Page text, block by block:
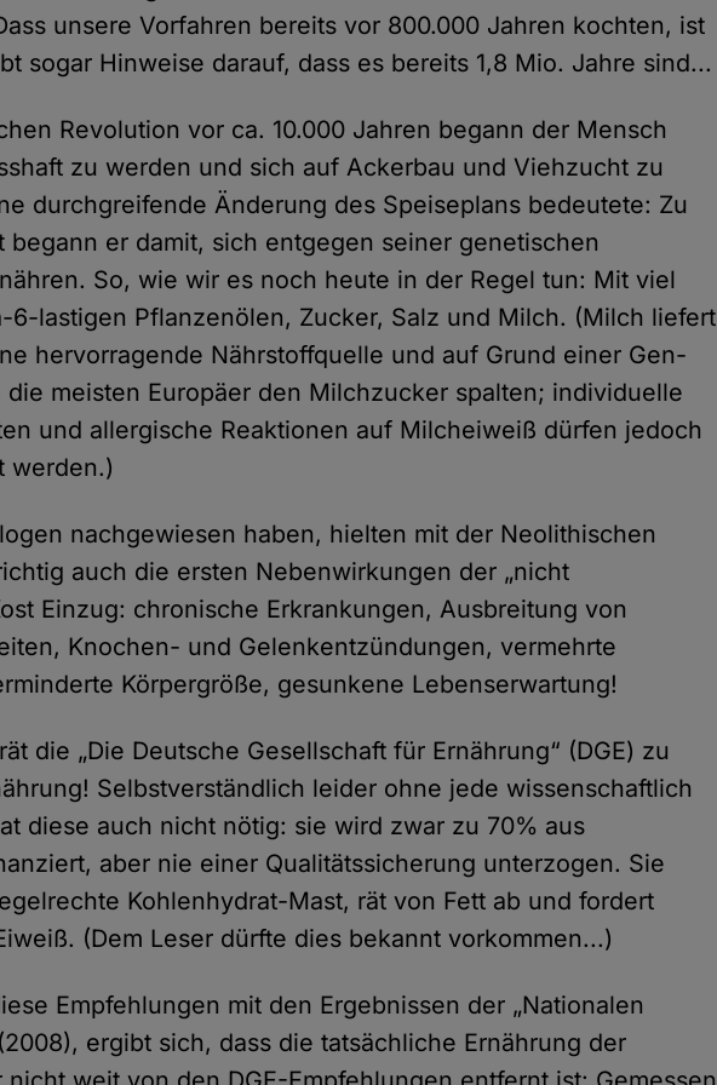
unsere Vorfahren bereits vor 800.000 Jahren kochten, ist
sogar Hinweise darauf, dass es bereits 1,8 Mio. Jahre sind...
Revolution vor ca. 10.000 Jahren begann der Mensch
zu werden und sich auf Ackerbau und Viehzucht zu
durchgreifende Änderung des Speiseplans bedeutete: Zu
begann er damit, sich entgegen seiner genetischen
So, wie wir es noch heute in der Regel tun: Mit viel
6-lastigen Pflanzenölen, Zucker, Salz und Milch. (Milch liefert
hervorragende Nährstoffquelle und auf Grund einer Gen-
meisten Europäer den Milchzucker spalten; individuelle
und allergische Reaktionen auf Milcheiweiß dürfen jedoch
werden.)
nachgewiesen haben, hielten mit der Neolithischen
auch die ersten Nebenwirkungen der „nicht
Einzug: chronische Erkrankungen, Ausbreitung von
Knochen- und Gelenkentzündungen, vermehrte
Körpergröße, gesunkene Lebenserwartung!
die „Die Deutsche Gesellschaft für Ernährung“ (DGE) zu
Selbstverständlich leider ohne jede wissenschaftlich
diese auch nicht nötig: sie wird zwar zu 70% aus
aber nie einer Qualitätssicherung unterzogen. Sie
Kohlenhydrat-Mast, rät von Fett ab und fordert
(Dem Leser dürfte dies bekannt vorkommen...)
Empfehlungen mit den Ergebnissen der „Nationalen
ergibt sich, dass die tatsächliche Ernährung der